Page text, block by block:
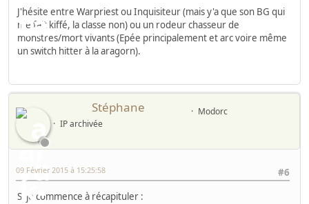
J'hésite entre Warpriest ou Inquisiteur (mais y'a que son BG qui
me fait kiffé, la classe non) ou un rodeur chasseur de
monstres/mort vivants (Epée principalement et arc voire même
un switch hitter à la aragorn).
Stéphane
Modorc
IP archivée
#6
09 Février 2015 à 15:25:58
Si je commence à récapituler :